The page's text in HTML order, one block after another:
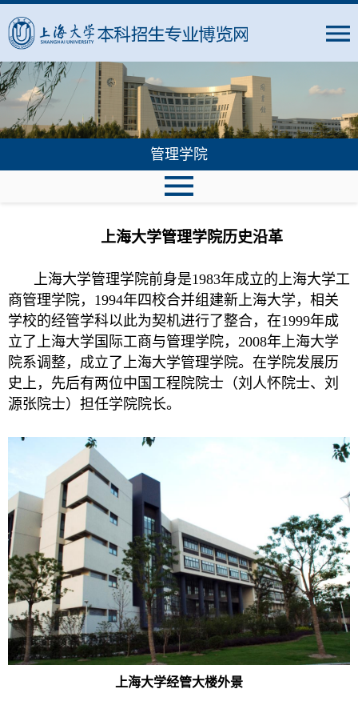
管理学院
上海大学管理学院历史沿革
上海大学管理学院前身是1983年成立的上海大学工
商管理学院，1994年四校合并组建新上海大学，相关
学校的经管学科以此为契机进行了整合，在1999年成
立了上海大学国际工商与管理学院，2008年上海大学
院系调整，成立了上海大学管理学院。在学院发展历
史上，先后有两位中国工程院院士（刘人怀院士、刘
源张院士）担任学院院长。
上海大学经管大楼外景